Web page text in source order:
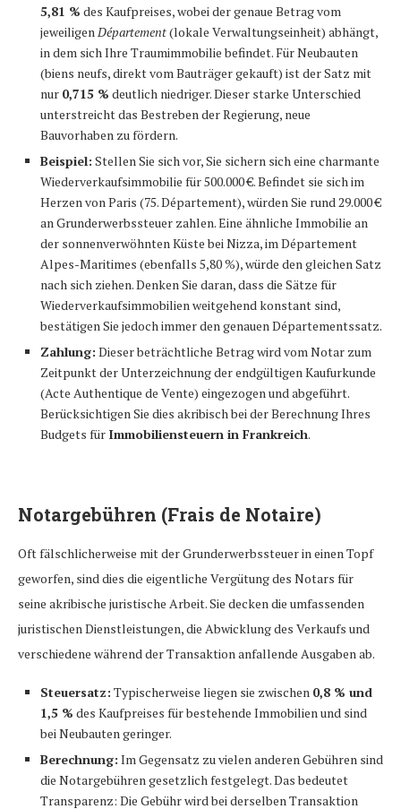
5,81 % des Kaufpreises, wobei der genaue Betrag vom
jeweiligenDépartement(lokale Verwaltungseinheit) abhängt,
in dem sich Ihre Traumimmobilie befindet. Für Neubauten
(biens neufs, direkt vom Bauträger gekauft) ist der Satz mit
nur 0,715 % deutlich niedriger. Dieser starke Unterschied
unterstreicht das Bestreben der Regierung, neue
Bauvorhaben zu fördern.
Beispiel: Stellen Sie sich vor, Sie sichern sich eine charmante
Wiederverkaufsimmobilie für 500.000 €. Befindet sie sich im
Herzen von Paris (75. Département), würden Sie rund 29.000 €
an Grunderwerbssteuer zahlen. Eine ähnliche Immobilie an
der sonnenverwöhnten Küste bei Nizza, im Département
Alpes-Maritimes (ebenfalls 5,80 %), würde den gleichen Satz
nach sich ziehen. Denken Sie daran, dass die Sätze für
Wiederverkaufsimmobilien weitgehend konstant sind,
bestätigen Sie jedoch immer den genauen Départementssatz.
Zahlung: Dieser beträchtliche Betrag wird vom Notar zum
Zeitpunkt der Unterzeichnung der endgültigen Kaufurkunde
(Acte Authentique de Vente) eingezogen und abgeführt.
Berücksichtigen Sie dies akribisch bei der Berechnung Ihres
Budgets für Immobiliensteuern in Frankreich.
Notargebühren (Frais de Notaire)
Oft fälschlicherweise mit der Grunderwerbssteuer in einen Topf
geworfen, sind dies die eigentliche Vergütung des Notars für
seine akribische juristische Arbeit. Sie decken die umfassenden
juristischen Dienstleistungen, die Abwicklung des Verkaufs und
verschiedene während der Transaktion anfallende Ausgaben ab.
Steuersatz: Typischerweise liegen sie zwischen 0,8 % und
1,5 % des Kaufpreises für bestehende Immobilien und sind
bei Neubauten geringer.
Berechnung: Im Gegensatz zu vielen anderen Gebühren sind
die Notargebühren gesetzlich festgelegt. Das bedeutet
Transparenz: Die Gebühr wird bei derselben Transaktion